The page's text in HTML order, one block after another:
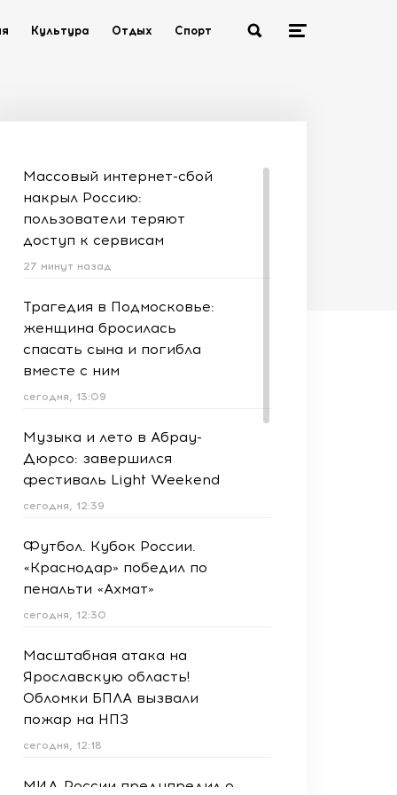
Культура Отдых Спорт
Массовый интернет-сбой
накрыл Россию:
пользователи теряют
доступ к сервисам
27 минут назад
Трагедия в Подмосковье:
женщина бросилась
спасать сына и погибла
вместе с ним
сегодня, 13:09
Музыка и лето в Абрау-
Дюрсо: завершился
фестиваль Light Weekend
сегодня, 12:39
Футбол. Кубок России.
«Краснодар» победил по
пенальти «Ахмат»
сегодня, 12:30
Масштабная атака на
Ярославскую область!
Обломки БПЛА вызвали
пожар на НПЗ
сегодня, 12:18
МИД России предупредил о